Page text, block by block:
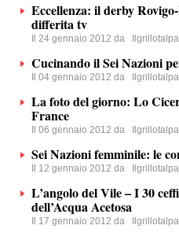
Eccellenza: il derby
differita tv
Il 24 gennaio 2012 da Ilgrillotalpa
Cucinando il Sei Nazioni
Il 04 gennaio 2012 da Ilgrillotalpa
La foto del giorno: Lo
France
Il 06 gennaio 2012 da Ilgrillotalpa
Sei Nazioni femminile: le
Il 12 gennaio 2012 da Ilgrillotalpa
L’angolo del Vile – I 30
dell’Acqua Acetosa
Il 17 gennaio 2012 da Ilgrillotalpa